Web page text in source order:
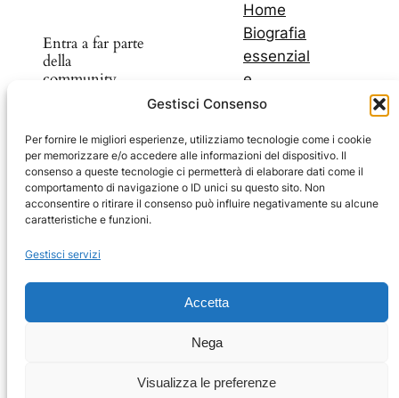
Gestisci Consenso
Per fornire le migliori esperienze, utilizziamo tecnologie come i cookie
per memorizzare e/o accedere alle informazioni del dispositivo. Il
consenso a queste tecnologie ci permetterà di elaborare dati come il
comportamento di navigazione o ID unici su questo sito. Non
acconsentire o ritirare il consenso può influire negativamente su alcune
caratteristiche e funzioni.
Gestisci servizi
Accetta
Nega
Visualizza le preferenze
Entra a far parte
della
community
Scopri nuovi
prodotti e
sconti
Facebook InstagramTelegramYouTube Facebook
Home
Biografia
essenzial
e
I miei
I miei
blog
Il mio
Coockie Policy